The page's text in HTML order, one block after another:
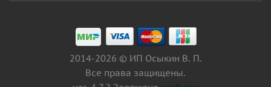
2014-2026 © ИП Осыкин В. П.
Все права защищены.